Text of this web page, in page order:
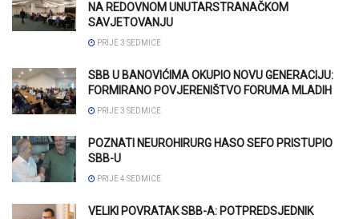
NA REDOVNOM UNUTARSTRANAČKOM
SAVJETOVANJU
PRIJE 3 SEDMICE
SBB U BANOVIĆIMA OKUPIO NOVU GENERACIJU:
FORMIRANO POVJERENIŠTVO FORUMA MLADIH
PRIJE 3 SEDMICE
POZNATI NEUROHIRURG HASO SEFO PRISTUPIO
SBB-U
PRIJE 4 SEDMICE
VELIKI POVRATAK SBB-A: POTPREDSJEDNIK